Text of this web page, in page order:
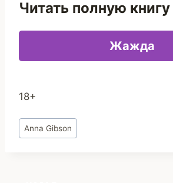
Читать полную
Жажда
18+
Метки
записи:
Anna Gibson